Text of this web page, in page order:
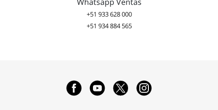
+51 933 628 000
+51 934 884 565